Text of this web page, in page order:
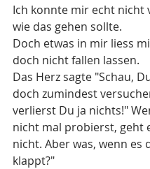
Ich konnte mir echt nicht
wie das gehen sollte.
Doch etwas in mir liess
doch nicht fallen lassen.
Das Herz sagte "Schau,
doch zumindest
verlierst Du ja nichts!"
nicht mal probierst, geht
nicht. Aber was, wenn es
klappt?"